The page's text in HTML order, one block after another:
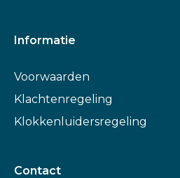
Informatie
Voorwaarden
Klachtenregeling
Klokkenluidersregeling
Contact